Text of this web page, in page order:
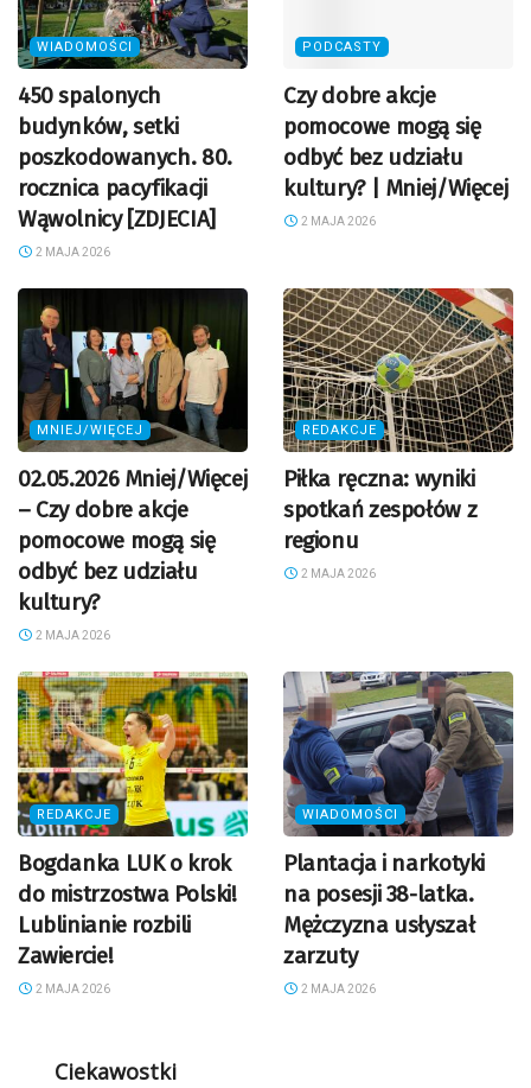
WIADOMOŚCI
450 spalonych
budynków, setki
poszkodowanych. 80.
rocznica pacyfikacji
Wąwolnicy [ZDJECIA]
2 MAJA 2026
PODCASTY
Czy dobre akcje
pomocowe mogą się
odbyć bez udziału
kultury? | Mniej/Więcej
2 MAJA 2026
MNIEJ/WIĘCEJ
02.05.2026 Mniej/Więcej
– Czy dobre akcje
pomocowe mogą się
odbyć bez udziału
kultury?
2 MAJA 2026
REDAKCJE
Piłka ręczna: wyniki
spotkań zespołów z
regionu
2 MAJA 2026
REDAKCJE
Bogdanka LUK o krok
do mistrzostwa Polski!
Lublinianie rozbili
Zawiercie!
2 MAJA 2026
WIADOMOŚCI
Plantacja i narkotyki
na posesji 38-latka.
Mężczyzna usłyszał
zarzuty
2 MAJA 2026
Ciekawostki